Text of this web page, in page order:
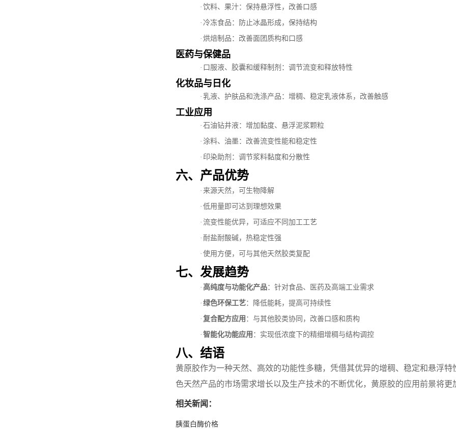
· 饮料、果汁：保持悬浮性，改善口感
· 冷冻食品：防止冰晶形成，保持结构
· 烘焙制品：改善面团质构和口感
医药与保健品
· 口服液、胶囊和缓释制剂：调节流变和释放特性
化妆品与日化
· 乳液、护肤品和洗涤产品：增稠、稳定乳液体系，改善触感
工业应用
· 石油钻井液：增加黏度、悬浮泥浆颗粒
· 涂料、油墨：改善流变性能和稳定性
· 印染助剂：调节浆料黏度和分散性
六、产品优势
· 来源天然，可生物降解
· 低用量即可达到理想效果
· 流变性能优异，可适应不同加工工艺
· 耐盐耐酸碱，热稳定性强
· 使用方便，可与其他天然胶类复配
七、发展趋势
· 高纯度与功能化产品：针对食品、医药及高端工业需求
· 绿色环保工艺：降低能耗，提高可持续性
· 复合配方应用 ：与其他胶类协同，改善口感和质构
· 智能化功能应用 ：实现低浓度下的精细增稠与结构调控
八、结语
黄原胶作为一种天然、高效的功能性多糖，凭借其优异的增稠、稳定和悬浮
色天然产品的市场需求增长以及生产技术的不断优化，黄原胶的应用前景将更
相关新闻：
胰蛋白酶价格